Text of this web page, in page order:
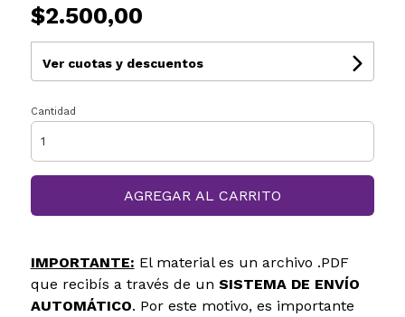
$2.500,00
Ver cuotas y descuentos
Cantidad
AGREGAR AL CARRITO
IMPORTANTE: El material es un archivo .PDF
que recibís a través de un SISTEMA DE ENVÍO
AUTOMÁTICO. Por este motivo, es importante